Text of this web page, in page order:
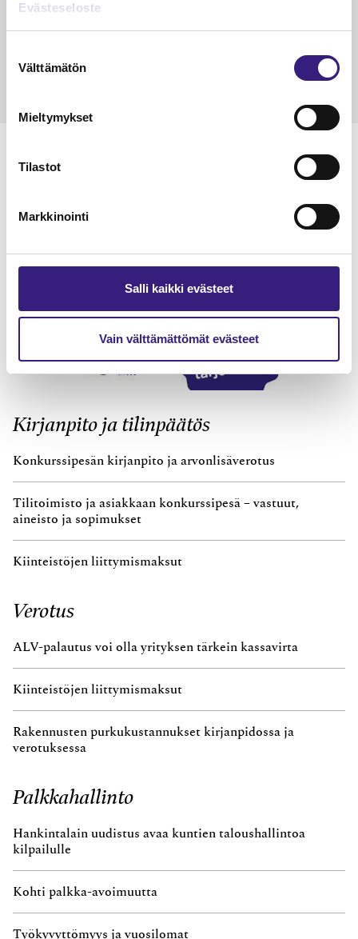
Evästeseloste
valinta
Välttämätön
Mieltymykset
Tilastot
Markkinointi
Salli kaikki evästeet
Vain välttämättömät evästeet
Raportointi – aliarvostettu supervoima
24.3.2026 2 min
Kirjanpito ja tilinpäätös
Konkurssipesän kirjanpito ja arvonlisäverotus
Tilitoimisto ja asiakkaan konkurssipesä – vastuut,
aineisto ja sopimukset
Kiinteistöjen liittymismaksut
Verotus
ALV-palautus voi olla yrityksen tärkein kassavirta
Kiinteistöjen liittymismaksut
Rakennusten purkukustannukset kirjanpidossa ja
verotuksessa
Palkkahallinto
Hankintalain uudistus avaa kuntien taloushallintoa
kilpailulle
Kohti palkka-avoimuutta
Työkyvyttömyys ja vuosilomat